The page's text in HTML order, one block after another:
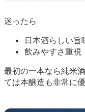
迷ったら
日本酒らしい
飲みやすさ重
最初の一本なら純米
ては本醸造も非常に優